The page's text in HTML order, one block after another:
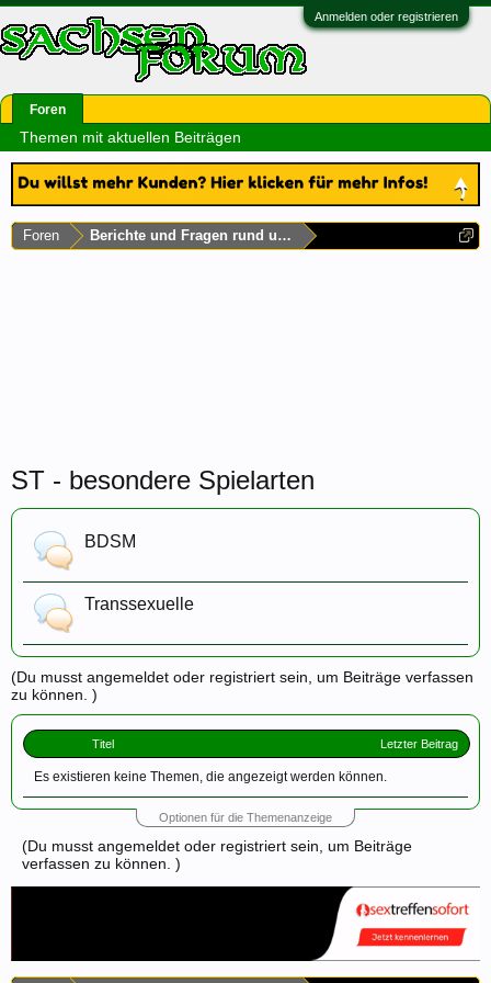
Anmelden oder registrieren
Foren Berichte und Fragen rund um Sachsen-Anhalt
ST - besondere Spielarten
BDSM
Transsexuelle
(Du musst angemeldet oder registriert sein, um Beiträge verfassen
zu können. )
Titel Letzter Beitrag
Es existieren keine Themen, die angezeigt werden können.
Optionen für die Themenanzeige
(Du musst angemeldet oder registriert sein, um Beiträge
verfassen zu können. )
Foren
Themen mit aktuellen Beiträgen